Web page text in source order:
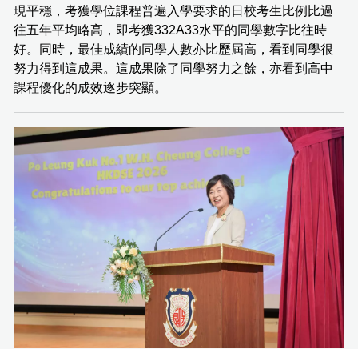
現平穩，考獲學位課程普遍入學要求的日校考生比例比過
往五年平均略高，即考獲332A33水平的同學數字比往時
好。同時，最佳成績的同學人數亦比歷屆高，看到同學很
努力得到這成果。這成果除了同學努力之餘，亦看到高中
課程優化的成效逐步突顯。